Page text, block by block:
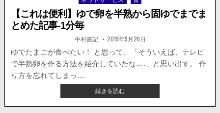
画
で
ミ
チ
ア
料
を
作
in
【これは便利】ゆで卵を半熟から固ゆでまでま
とめた記事-1分毎
著
者:
中村書記 掲
載
日：
2019年9月26日
ゆでたまごが食べたい！ と思って、「そういえば、テレビ
で半熟卵を作る方法を紹介していたな….」と思い出す。 作
り方を忘れてしまっ…
続きを読む【こ
れ
は